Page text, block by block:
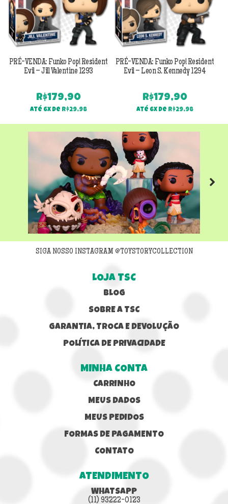
PRÉ-VENDA: Funko Pop! Resident
Evil – Jill Valentine 1293
R$179,90
Até 6x de R$29,98
PRÉ-VENDA: Funko Pop! Resident
Evil – Leon S. Kennedy 1294
R$179,90
Até 6x de R$29,98
Next
SIGA NOSSO INSTAGRAM @TOYSTORYCOLLECTION
LOJA TSC
BLOG
SOBRE A TSC
GARANTIA, TROCA E DEVOLUÇÃO
POLÍTICA DE PRIVACIDADE
MINHA CONTA
CARRINHO
MEUS DADOS
MEUS PEDIDOS
FORMAS DE PAGAMENTO
CONTATO
ATENDIMENTO
WHATSAPP
(11) 93222-0123